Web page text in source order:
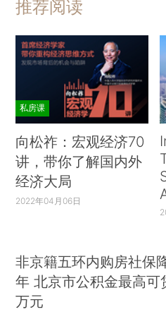
推荐阅读
私房课
向松祚：宏观经济70
讲，带你了解国内外
经济大局
2022年04月06日
非京籍五环内购房社保
年 北京市公积金最高
万元